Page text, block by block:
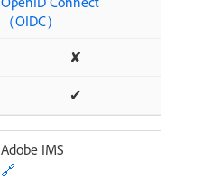
（OIDC） ​
✘
✔
Adobe IMS
🔗